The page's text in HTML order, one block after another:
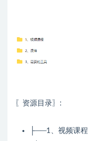
〖资源目录〗:
├──1、视频课程